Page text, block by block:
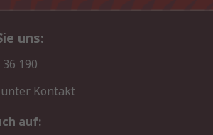
uns:
190
Kontakt
auf: